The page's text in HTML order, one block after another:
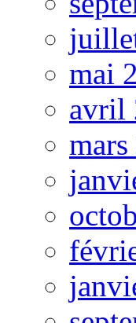
mai
avril